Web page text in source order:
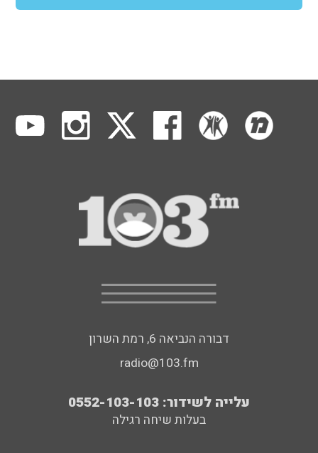
דבורה הנביאה 6, רמת השרון
radio@103.fm
עלייה לשידור: 0552-103-103
בעלות שיחה רגילה